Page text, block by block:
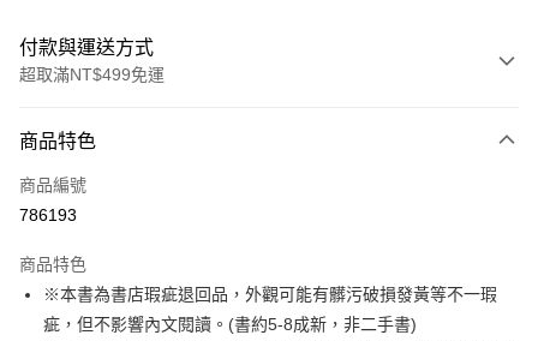
付款與運送方式
超取滿NT$499免運
信用卡一次付款
ATM付款
運送方式
付款後全家取貨
每筆NT$60，滿NT$499(含以上)免運費
商品特色
商品編號
786193
商品特色
※本書為書店瑕疵退回品，外觀可能有髒污破損發黃等不一瑕
疵，但不影響內文閱讀。(書約5-8成新，非二手書)